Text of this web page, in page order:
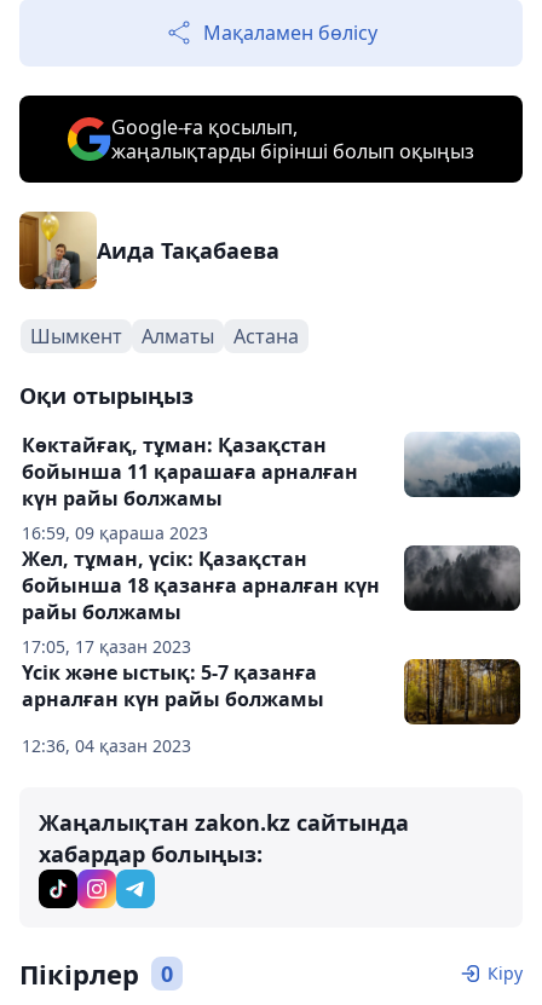
Мақаламен бөлісу
Google-ға қосылып,
жаңалықтарды бірінші болып оқыңыз
Аида Тақабаева
Шымкент Алматы Астана
Оқи отырыңыз
16:59, 09 қараша 2023
Көктайғақ, тұман: Қазақстан
бойынша 11 қарашаға арналған
күн райы болжамы
17:05, 17 қазан 2023
Жел, тұман, үсік: Қазақстан
бойынша 18 қазанға арналған күн
райы болжамы
12:36, 04 қазан 2023
Үсік және ыстық: 5-7 қазанға
арналған күн райы болжамы
Жаңалықтан zakon.kz сайтында
хабардар болыңыз:
Пікірлер 0 Кіру